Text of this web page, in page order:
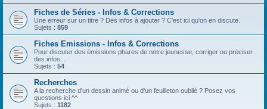
r
Fiches de Séries - Infos & Corrections
Une erreur sur un titre ? Des infos à ajouter ? C'est ici qu'on en discute.
Sujets : 859
Fiches Emissions - Infos & Corrections
Pour discuter des émissions phares de notre jeunesse, corriger ou préciser
des infos...
Sujets : 54
Recherches
A la recherche d'un dessin animé ou d'un feuilleton oublié ? Posez vos
questions ici ^^
Sujets : 1182